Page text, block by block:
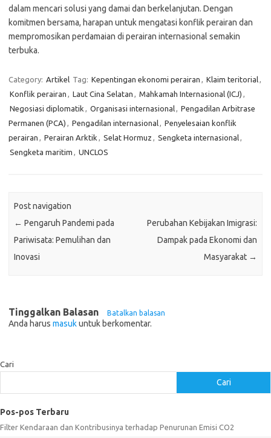
dalam mencari solusi yang damai dan berkelanjutan. Dengan
komitmen bersama, harapan untuk mengatasi konflik perairan dan
mempromosikan perdamaian di perairan internasional semakin
terbuka.
Category: Artikel Tag: Kepentingan ekonomi perairan , Klaim teritorial,
Konflik perairan , Laut Cina Selatan , Mahkamah Internasional (ICJ) ,
Negosiasi diplomatik , Organisasi internasional, Pengadilan Arbitrase
Permanen (PCA) , Pengadilan internasional, Penyelesaian konflik
perairan , Perairan Arktik , Selat Hormuz , Sengketa internasional,
Sengketa maritim , UNCLOS
Post navigation
← Pengaruh Pandemi pada
Pariwisata: Pemulihan dan
Inovasi
Perubahan Kebijakan Imigrasi:
Dampak pada Ekonomi dan
Masyarakat →
Tinggalkan Balasan Batalkan balasan
Anda harus masukuntuk berkomentar.
Cari
Cari
Pos-pos Terbaru
Filter Kendaraan dan Kontribusinya terhadap Penurunan Emisi CO2